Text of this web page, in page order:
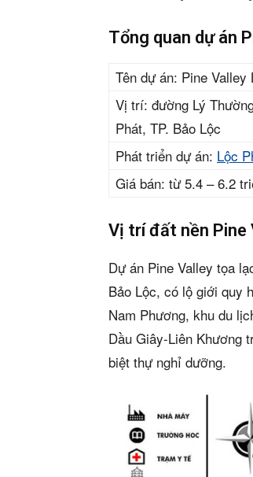
Tổng quan dự án
Tên dự án: Pine Valley
Vị trí: đường Lý
Phát, TP. Bảo Lộc
Phát triển dự án: Lộc
Giá bán: từ 5.4 – 6.2
Vị trí đất nền Pine
Dự án Pine Valley tọa
Bảo Lộc, có lộ giới quy
Nam Phương, khu du
Dầu Giây-Liên Khương
biệt thự nghỉ dưỡng.